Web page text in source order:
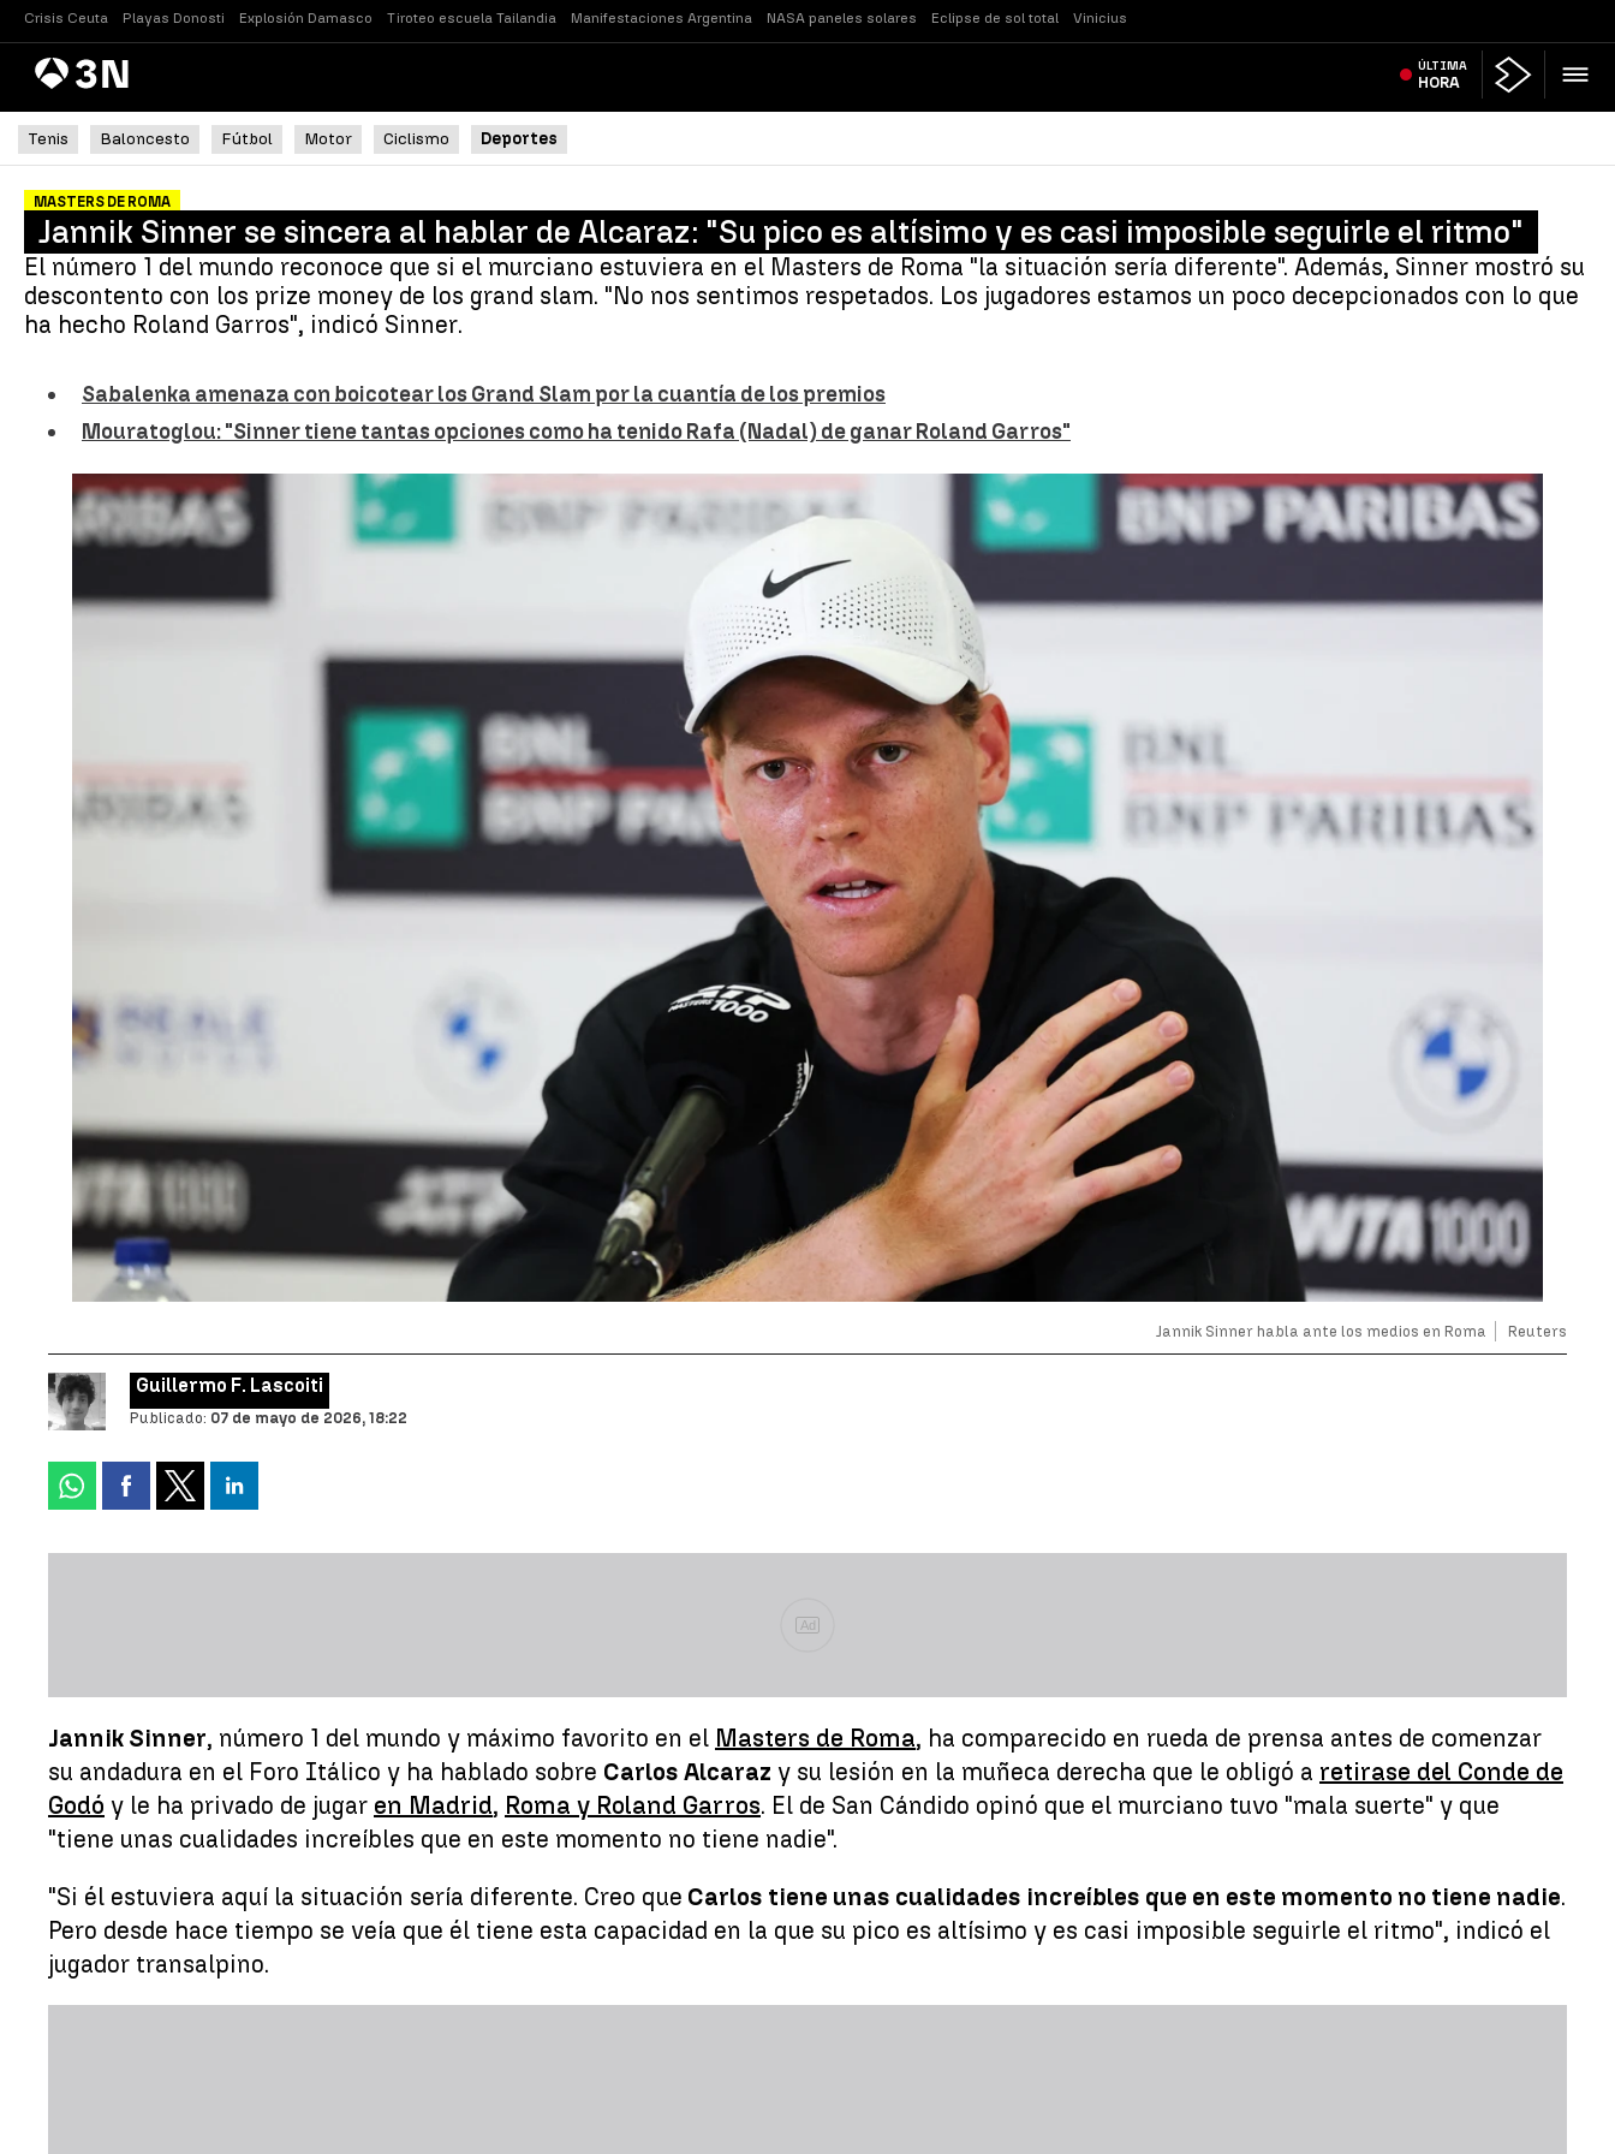
Crisis Ceuta Playas Donosti Explosión Damasco Tiroteo escuela Tailandia Manifestaciones Argentina NASA paneles solares Eclipse de sol total Vinicius
AntenaNoticias ÚLTIMA
HORA
Tenis Baloncesto Fútbol Motor Ciclismo Deportes
MASTERS DE ROMA
Jannik Sinner se sincera al hablar de Alcaraz: "Su pico es altísimo y es casi imposible seguirle el ritmo"
El número 1 del mundo reconoce que si el murciano estuviera en el Masters de Roma "la situación sería diferente". Además, Sinner mostró su
descontento con los prize money de los grand slam. "No nos sentimos respetados. Los jugadores estamos un poco decepcionados con lo que
ha hecho Roland Garros", indicó Sinner.
Sabalenka amenaza con boicotear los Grand Slam por la cuantía de los premios
Mouratoglou: "Sinner tiene tantas opciones como ha tenido Rafa (Nadal) de ganar Roland Garros"
Jannik Sinner habla ante los medios en Roma Reuters
Guillermo F. Lascoiti
Publicado: 07 de mayo de 2026, 18:22
Ad
Jannik Sinner, número 1 del mundo y máximo favorito en el Masters de Roma, ha comparecido en rueda de prensa antes de comenzar
su andadura en el Foro Itálico y ha hablado sobre Carlos Alcaraz y su lesión en la muñeca derecha que le obligó a retirase del Conde de
Godó y le ha privado de jugar en Madrid, Roma y Roland Garros. El de San Cándido opinó que el murciano tuvo "mala suerte" y que
"tiene unas cualidades increíbles que en este momento no tiene nadie".
"Si él estuviera aquí la situación sería diferente. Creo que Carlos tiene unas cualidades increíbles que en este momento no tiene nadie.
Pero desde hace tiempo se veía que él tiene esta capacidad en la que su pico es altísimo y es casi imposible seguirle el ritmo", indicó el
jugador transalpino.